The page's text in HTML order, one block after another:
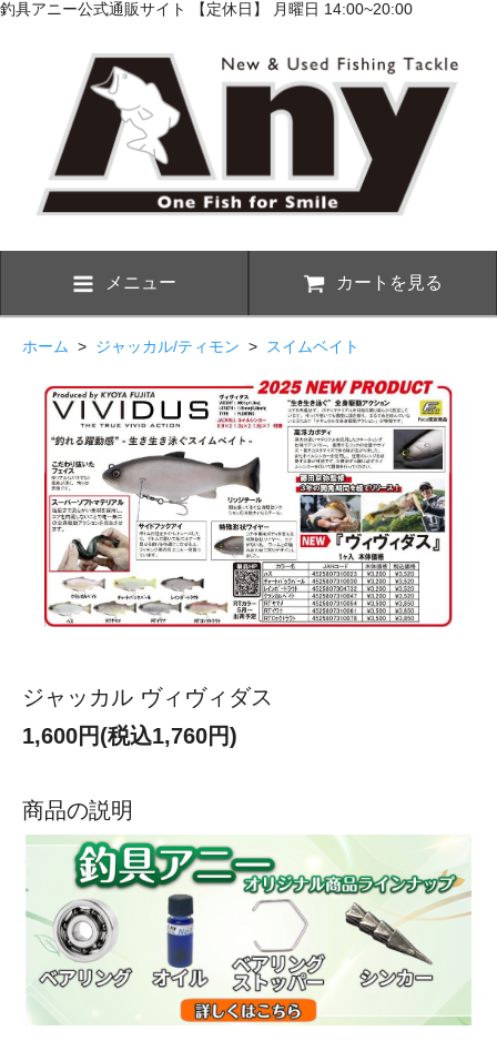
釣具アニー公式通販サイト 【定休日】 月曜日 14:00~20:00
メニュー カートを見る
ホーム > ジャッカル/ティモン > スイムベイト
ジャッカル ヴィヴィダス
1,600円(税込1,760円)
商品の説明